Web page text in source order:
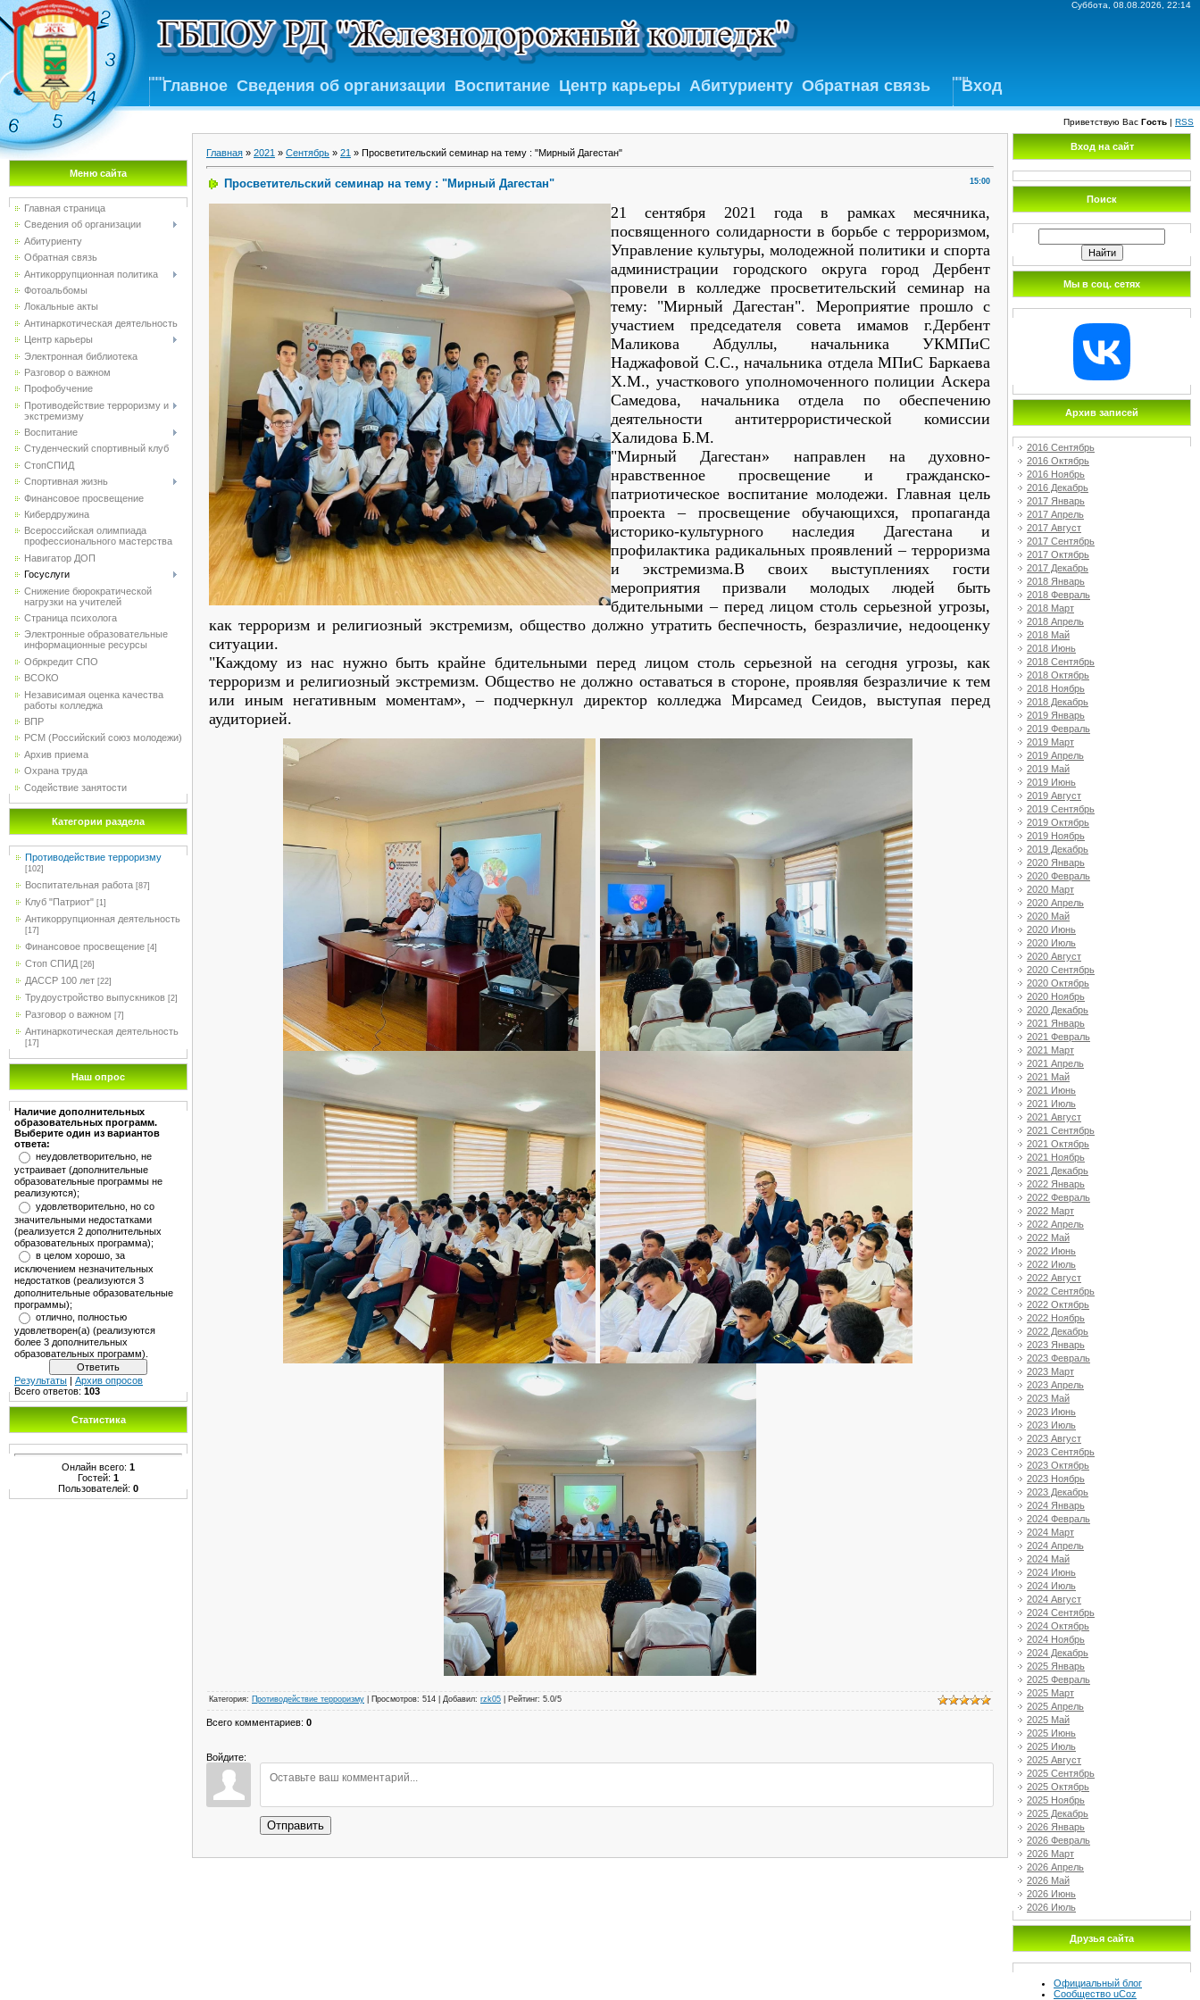
Суббота, 08.08.2026, 22:14
Главное Сведения об организации Воспитание Центр карьеры Абитуриенту Обратная связь Вход
Приветствую Вас Гость | RSS
Меню сайта
Главная страница
Сведения об организации
Абитуриенту
Обратная связь
Антикоррупционная политика
Фотоальбомы
Локальные акты
Антинаркотическая деятельность
Центр карьеры
Электронная библиотека
Разговор о важном
Профобучение
Противодействие терроризму и
экстремизму
Воспитание
Студенческий спортивный клуб
CтопСПИД
Спортивная жизнь
Финансовое просвещение
Кибердружина
Всероссийская олимпиада
профессионального мастерства
Навигатор ДОП
Госуслуги
Снижение бюрократической
нагрузки на учителей
Страница психолога
Электронные образовательные
информационные ресурсы
Обркредит СПО
ВСОКО
Независимая оценка качества
работы колледжа
ВПР
РСМ (Российский союз молодежи)
Архив приема
Охрана труда
Содействие занятости
Категории раздела
Противодействие терроризму
[102]
Воспитательная работа [87]
Клуб "Патриот" [1]
Антикоррупционная деятельность
[17]
Финансовое просвещение [4]
Стоп СПИД [26]
ДАССР 100 лет [22]
Трудоустройство выпускников [2]
Разговор о важном [7]
Антинаркотическая деятельность
[17]
Наш опрос
Наличие дополнительных
образовательных программ.
Выберите один из вариантов
ответа:
неудовлетворительно, не
устраивает (дополнительные
образовательные программы не
реализуются);
удовлетворительно, но со
значительными недостатками
(реализуется 2 дополнительных
образовательных программа);
в целом хорошо, за
исключением незначительных
недостатков (реализуются 3
дополнительные образовательные
программы);
отлично, полностью
удовлетворен(а) (реализуются
более 3 дополнительных
образовательных программ).
Результаты
Архив опросов
Всего ответов: 103
Статистика
Онлайн всего: 1
Гостей: 1
Пользователей: 0
Главная » 2021 » Сентябрь » 21 » Просветительский семинар на тему : "Мирный Дагестан"
15:00
Просветительский семинар на тему : "Мирный Дагестан"
21 сентября 2021 года в рамках месячника,
посвященного солидарности в борьбе с терроризмом,
Управление культуры, молодежной политики и спорта
администрации городского округа город Дербент
провели в колледже просветительский семинар на
тему: "Мирный Дагестан". Мероприятие прошло с
участием председателя совета имамов г.Дербент
Маликова Абдуллы, начальника УКМПиС
Наджафовой С.С., начальника отдела МПиС Баркаева
Х.М., участкового уполномоченного полиции Аскера
Самедова, начальника отдела по обеспечению
деятельности антитеррористической комиссии
Халидова Б.М.
"Мирный Дагестан» направлен на духовно-
нравственное просвещение и гражданско-
патриотическое воспитание молодежи. Главная цель
проекта – просвещение обучающихся, пропаганда
историко-культурного наследия Дагестана и
профилактика радикальных проявлений – терроризма
и экстремизма.В своих выступлениях гости
мероприятия призвали молодых людей быть
бдительными – перед лицом столь серьезной угрозы,
как терроризм и религиозный экстремизм, общество должно утратить беспечность, безразличие, недооценку
ситуации.
"Каждому из нас нужно быть крайне бдительными перед лицом столь серьезной на сегодня угрозы, как
терроризм и религиозный экстремизм. Общество не должно оставаться в стороне, проявляя безразличие к тем
или иным негативным моментам», – подчеркнул директор колледжа Мирсамед Сеидов, выступая перед
аудиторией.
Категория: Противодействие терроризму Просмотров: 514 Добавил: rzk05 Рейтинг: 5.0/5
Всего комментариев: 0
Войдите:
Отправить
Вход на сайт
Поиск
Мы в соц. сетях
Архив записей
2016 Сентябрь
2016 Октябрь
2016 Ноябрь
2016 Декабрь
2017 Январь
2017 Апрель
2017 Август
2017 Сентябрь
2017 Октябрь
2017 Декабрь
2018 Январь
2018 Февраль
2018 Март
2018 Апрель
2018 Май
2018 Июнь
2018 Сентябрь
2018 Октябрь
2018 Ноябрь
2018 Декабрь
2019 Январь
2019 Февраль
2019 Март
2019 Апрель
2019 Май
2019 Июнь
2019 Август
2019 Сентябрь
2019 Октябрь
2019 Ноябрь
2019 Декабрь
2020 Январь
2020 Февраль
2020 Март
2020 Апрель
2020 Май
2020 Июнь
2020 Июль
2020 Август
2020 Сентябрь
2020 Октябрь
2020 Ноябрь
2020 Декабрь
2021 Январь
2021 Февраль
2021 Март
2021 Апрель
2021 Май
2021 Июнь
2021 Июль
2021 Август
2021 Сентябрь
2021 Октябрь
2021 Ноябрь
2021 Декабрь
2022 Январь
2022 Февраль
2022 Март
2022 Апрель
2022 Май
2022 Июнь
2022 Июль
2022 Август
2022 Сентябрь
2022 Октябрь
2022 Ноябрь
2022 Декабрь
2023 Январь
2023 Февраль
2023 Март
2023 Апрель
2023 Май
2023 Июнь
2023 Июль
2023 Август
2023 Сентябрь
2023 Октябрь
2023 Ноябрь
2023 Декабрь
2024 Январь
2024 Февраль
2024 Март
2024 Апрель
2024 Май
2024 Июнь
2024 Июль
2024 Август
2024 Сентябрь
2024 Октябрь
2024 Ноябрь
2024 Декабрь
2025 Январь
2025 Февраль
2025 Март
2025 Апрель
2025 Май
2025 Июнь
2025 Июль
2025 Август
2025 Сентябрь
2025 Октябрь
2025 Ноябрь
2025 Декабрь
2026 Январь
2026 Февраль
2026 Март
2026 Апрель
2026 Май
2026 Июнь
2026 Июль
Друзья сайта
Официальный блог
Сообщество uCoz